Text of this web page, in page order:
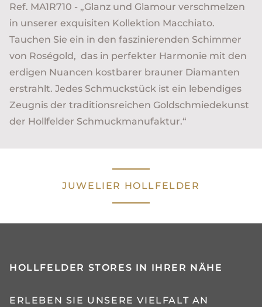
Ref. MA1R710 - „Glanz und Glamour verschmelzen
in unserer exquisiten Kollektion Macchiato.
Tauchen Sie ein in den faszinierenden Schimmer
von Roségold, das in perfekter Harmonie mit den
erdigen Nuancen kostbarer brauner Diamanten
erstrahlt. Jedes Schmuckstück ist ein lebendiges
Zeugnis der traditionsreichen Goldschmiedekunst
der Hollfelder Schmuckmanufaktur.“
JUWELIER HOLLFELDER
HOLLFELDER STORES IN IHRER NÄHE
ERLEBEN SIE UNSERE VIELFALT AN